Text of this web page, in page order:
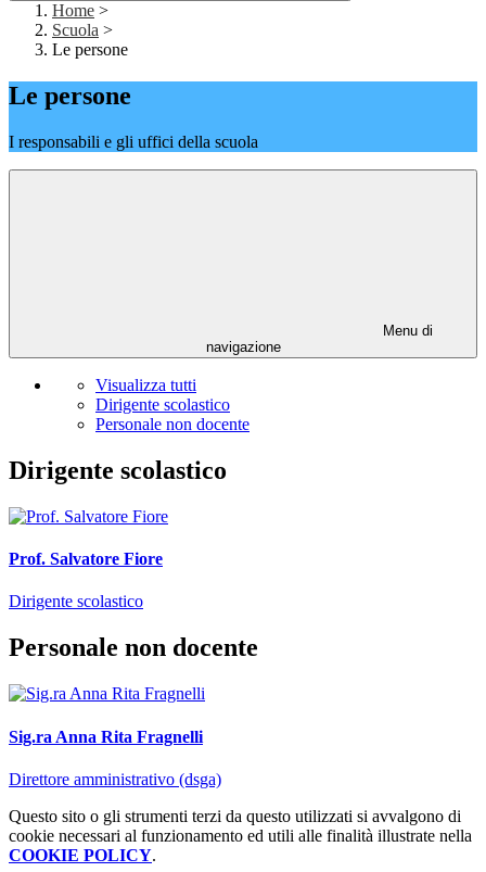
Home >
Scuola >
Le persone
Le persone
I responsabili e gli uffici della scuola
Menu di
navigazione
Visualizza tutti
Dirigente scolastico
Personale non docente
Dirigente scolastico
Prof. Salvatore Fiore
Dirigente scolastico
Personale non docente
Sig.ra Anna Rita Fragnelli
Direttore amministrativo (dsga)
Questo sito o gli strumenti terzi da questo utilizzati si avvalgono di
cookie necessari al funzionamento ed utili alle finalità illustrate nella
COOKIE POLICY.